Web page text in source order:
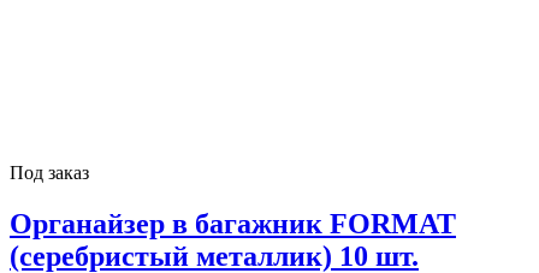
Под заказ
Органайзер в багажник FORMAT
(серебристый металлик) 10 шт.